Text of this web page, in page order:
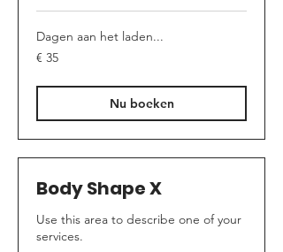
Dagen aan het laden...
35
euro
€ 35
Nu boeken
Body Shape X
Use this area to describe one of your
services.